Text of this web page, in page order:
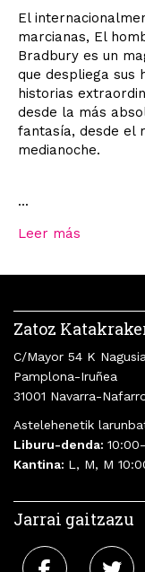
El
marcianas, El
Bradbury es un
que despliega sus
historias
desde la más
fantasía, desde el
medianoche.
...
Leer más
Zatoz
C/Mayor 54 K Nagusia
Pamplona-Iruñea
31001 Navarra-
Astelehenetik
Liburu-denda:
Kantina: L, M, M
Jarrai gaitzazu